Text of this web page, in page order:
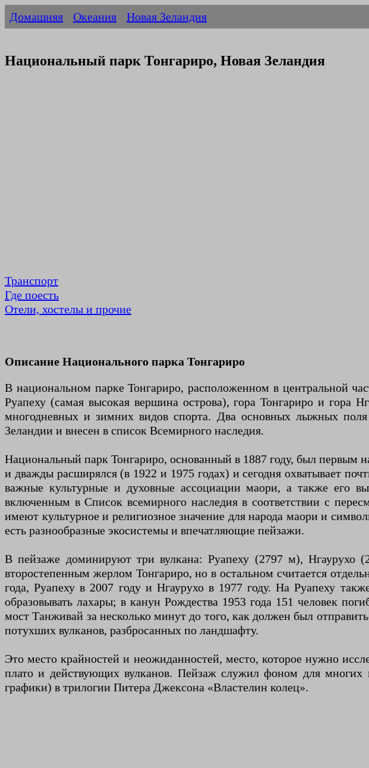
Домашняя Океания Новая Зеландия
Национальный парк Тонгариро, Новая Зеландия
Транспорт
Где поесть
Отели, хостелы и прочие
Описание Национального парка Тонгариро
В национальном парке Тонгариро, расположенном в центральной
Руапеху (самая высокая вершина острова), гора Тонгариро и гора
многодневных и зимних видов спорта. Два основных лыжных
Зеландии и внесен в список Всемирного наследия.
Национальный парк Тонгариро, основанный в 1887 году, был
и дважды расширялся (в 1922 и 1975 годах) и сегодня охватывает
важные культурные и духовные ассоциации маори, а также его
включенным в Список всемирного наследия в соответствии с
имеют культурное и религиозное значение для народа маори и
есть разнообразные экосистемы и впечатляющие пейзажи.
В пейзаже доминируют три вулкана: Руапеху (2797 м), Нгаурухо
второстепенным жерлом Тонгариро, но в остальном считается
года, Руапеху в 2007 году и Нгаурухо в 1977 году. На Руапеху
образовывать лахары; в канун Рождества 1953 года 151 человек
мост Танживай за несколько минут до того, как должен был
потухших вулканов, разбросанных по ландшафту.
Это место крайностей и неожиданностей, место, которое нужно
плато и действующих вулканов. Пейзаж служил фоном для
графики) в трилогии Питера Джексона «Властелин колец».